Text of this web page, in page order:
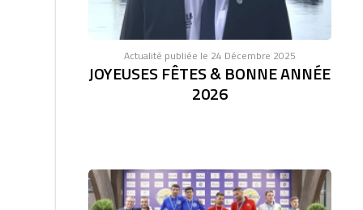
Actualité publiée le 24 Décembre 2025
JOYEUSES FÊTES & BONNE ANNÉE
2026